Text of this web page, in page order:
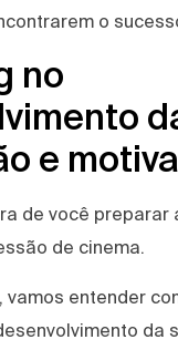
o
no
e
de você preparar
de cinema.
vamos entender
da